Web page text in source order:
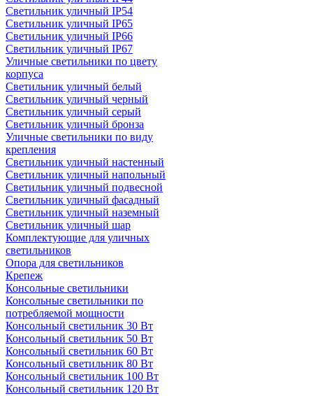
Светильник уличный IP54
Светильник уличный IP65
Светильник уличный IP66
Светильник уличный IP67
Уличные светильники по цвету
корпуса
Светильник уличный белый
Светильник уличный черный
Светильник уличный серый
Светильник уличный бронза
Уличные светильники по виду
крепления
Светильник уличный настенный
Светильник уличный напольный
Светильник уличный подвесной
Светильник уличный фасадный
Светильник уличный наземный
Cветильник уличный шар
Комплектующие для уличных
светильников
Опора для светильников
Крепеж
Консольные светильники
Консольные светильники по
потребляемой мощности
Консольный светильник 30 Вт
Консольный светильник 50 Вт
Консольный светильник 60 Вт
Консольный светильник 80 Вт
Консольный светильник 100 Вт
Консольный светильник 120 Вт